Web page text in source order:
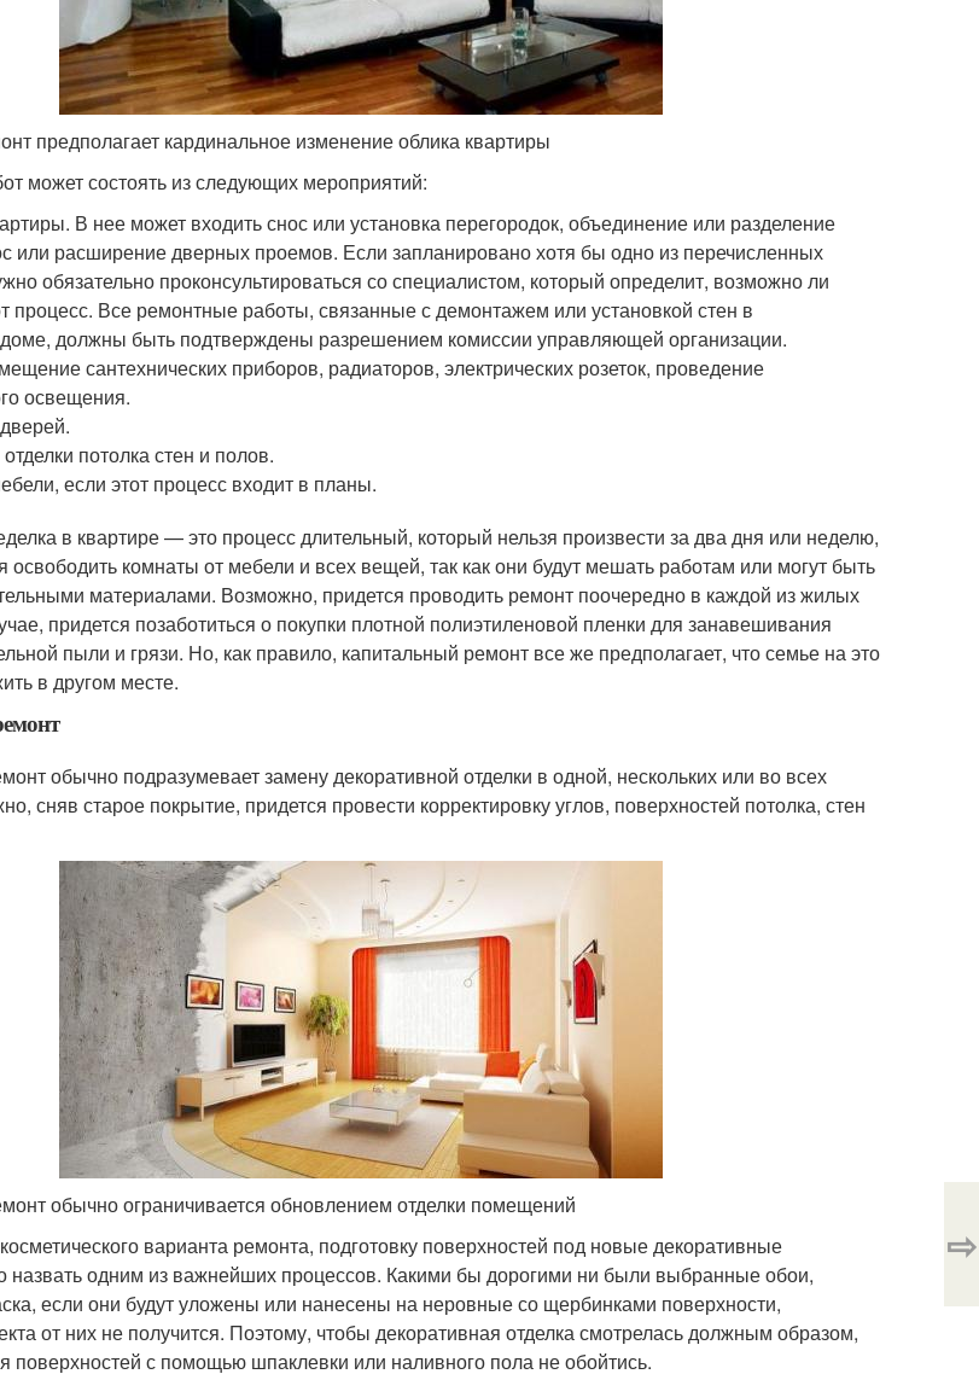
предполагает кардинальное изменение облика квартиры
может состоять из следующих мероприятий:
В нее может входить снос или установка перегородок, объединение или разделение
или расширение дверных проемов. Если запланировано хотя бы одно из перечисленных
обязательно проконсультироваться со специалистом, который определит, возможно ли
процесс. Все ремонтные работы, связанные с демонтажем или установкой стен в
должны быть подтверждены разрешением комиссии управляющей организации.
сантехнических приборов, радиаторов, электрических розеток, проведение
освещения.
потолка стен и полов.
если этот процесс входит в планы.
в квартире — это процесс длительный, который нельзя произвести за два дня или неделю,
освободить комнаты от мебели и всех вещей, так как они будут мешать работам или могут быть
материалами. Возможно, придется проводить ремонт поочередно в каждой из жилых
придется позаботиться о покупки плотной полиэтиленовой пленки для занавешивания
пыли и грязи. Но, как правило, капитальный ремонт все же предполагает, что семье на это
в другом месте.
обычно подразумевает замену декоративной отделки в одной, нескольких или во всех
сняв старое покрытие, придется провести корректировку углов, поверхностей потолка, стен
обычно ограничивается обновлением отделки помещений
варианта ремонта, подготовку поверхностей под новые декоративные
одним из важнейших процессов. Какими бы дорогими ни были выбранные обои,
если они будут уложены или нанесены на неровные со щербинками поверхности,
от них не получится. Поэтому, чтобы декоративная отделка смотрелась должным образом,
поверхностей с помощью шпаклевки или наливного пола не обойтись.
⇨